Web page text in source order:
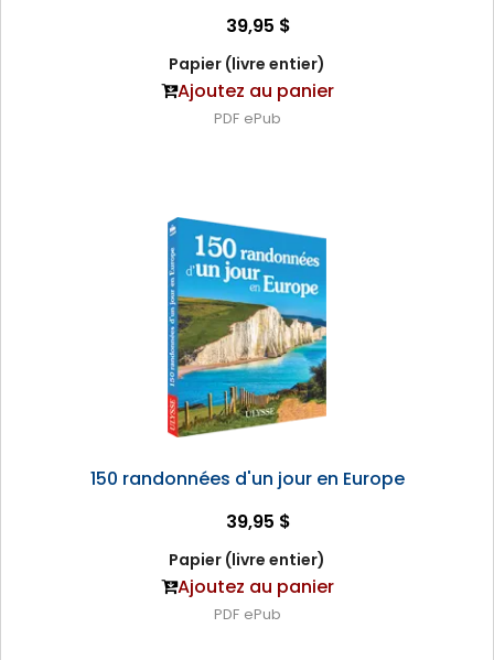
39,95 $
Papier (livre entier)
Ajoutez au panier
PDF ePub
150 randonnées d'un jour en Europe
39,95 $
Papier (livre entier)
Ajoutez au panier
PDF ePub